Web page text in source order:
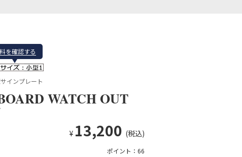
を確認する
インプレート
WATCH OUT
¥ 13,200 (税込)
ポイント：66